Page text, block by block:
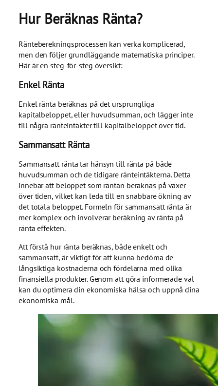
Hur Beräknas Ränta?
Ränteberekningsprocessen kan verka komplicerad,
men den följer grundläggande matematiska principer.
Här är en steg-för-steg översikt:
Enkel Ränta
Enkel ränta beräknas på det ursprungliga
kapitalbeloppet, eller huvudsumman, och lägger inte
till några ränteintäkter till kapitalbeloppet över tid.
Sammansatt Ränta
Sammansatt ränta tar hänsyn till ränta på både
huvudsumman och de tidigare ränteintäkterna. Detta
innebär att beloppet som räntan beräknas på växer
över tiden, vilket kan leda till en snabbare ökning av
det totala beloppet. Formeln för sammansatt ränta är
mer komplex och involverar beräkning av ränta på
ränta effekten.
Att förstå hur ränta beräknas, både enkelt och
sammansatt, är viktigt för att kunna bedöma de
långsiktiga kostnaderna och fördelarna med olika
finansiella produkter. Genom att göra informerade val
kan du optimera din ekonomiska hälsa och uppnå dina
ekonomiska mål.